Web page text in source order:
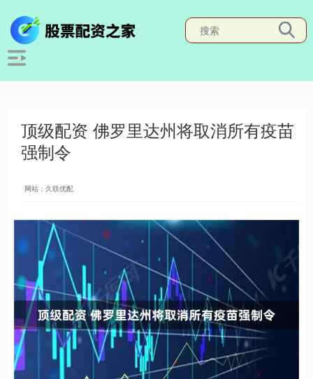
顶级配资 佛罗里达州将取消所有疫苗
强制令
网站：久联优配